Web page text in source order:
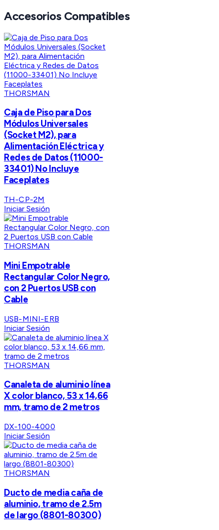
Accesorios Compatibles
THORSMAN
Caja de Piso para Dos
Módulos Universales
(Socket M2), para
Alimentación Eléctrica y
Redes de Datos (11000-
33401) No Incluye
Faceplates
TH-CP-2M
Iniciar Sesión
THORSMAN
Mini Empotrable
Rectangular Color Negro,
con 2 Puertos USB con
Cable
USB-MINI-ERB
Iniciar Sesión
THORSMAN
Canaleta de aluminio línea
X color blanco, 53 x 14,66
mm, tramo de 2 metros
DX-100-4000
Iniciar Sesión
THORSMAN
Ducto de media caña de
aluminio, tramo de 2.5m
de largo (8801-80300)